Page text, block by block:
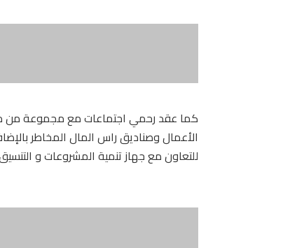
الأعمال وصناديق راس المال المخاطر
للتعاون مع جهاز تنمية المشروعات و